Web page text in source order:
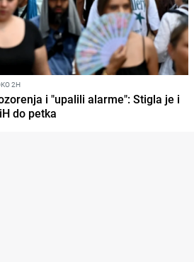
2H
i "upalili alarme": Stigla je i
do petka